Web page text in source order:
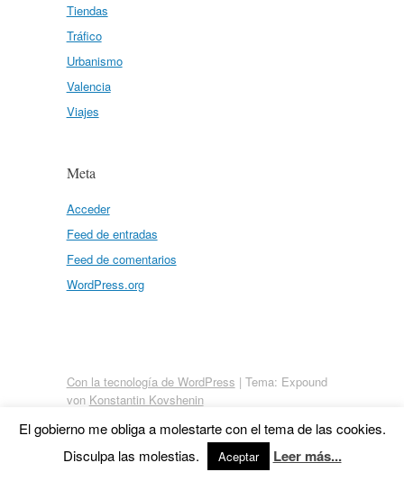
Tiendas
Tráfico
Urbanismo
Valencia
Viajes
Meta
Acceder
Feed de entradas
Feed de comentarios
WordPress.org
Con la tecnología de WordPress | Tema: Expound
von Konstantin Kovshenin
El gobierno me obliga a molestarte con el tema de las cookies.
Disculpa las molestias.
Aceptar Leer más...